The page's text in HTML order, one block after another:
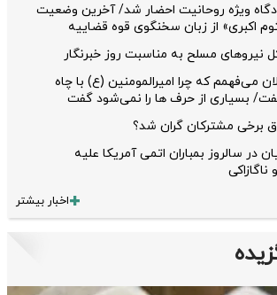
ویژه روحانیت احضار شد/ آخرین وضعیت
اکبری» از زبان سخنگوی قوه قضاییه
نیروهای مسلح به مناسبت روز خبرنگار
می‌فهمم که چرا امیرالمومنین (ع) با چاه
بسیاری از حرف ها را نمی‌شود گفت
برخی مشترکان گران شد؟
در سالروز بمباران اتمی آمریکا علیه
اخبار بیشتر